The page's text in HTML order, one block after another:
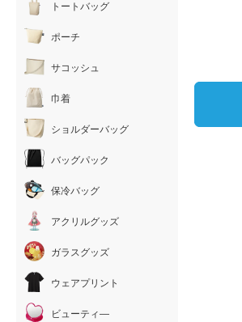
トートバッグ
ポーチ
サコッシュ
巾着
ショルダーバッグ
バッグパック
保冷バッグ
アクリルグッズ
ガラスグッズ
ウェアプリント
ビューティ―